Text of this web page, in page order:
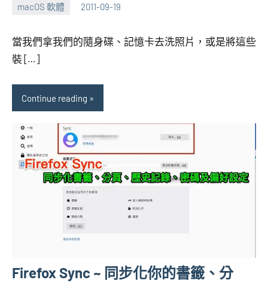
macOS 軟體 2011-09-19
芋
當我們拿我們的隨身碟、記憶卡去洗照片，或是將這些
裝 […]
Continue reading
Firefox Sync ~ 同步化你的書籤、分